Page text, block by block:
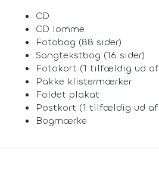
CD
CD lomme
Fotobog (88 sider)
Sangtekstbog (16 sider)
Fotokort (1 tilfældig ud af
Pakke klistermærker
Foldet plakat
Postkort (1 tilfældig ud af
Bogmærke